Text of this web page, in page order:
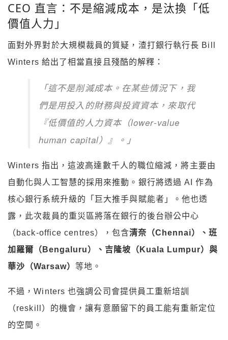
CEO 直言：不是縮減成本，是汰換「低
價值人力」
面對外界對於大規模裁員的質疑，渣打銀行執行長 Bill
Winters 給出了相當直接且殘酷的解釋：
「這不是削減成本。在某些情況下，我
們是用投入的財務與投資資本，來取代
『低價值的人力資本（lower-value
human capital）』。」
Winters 指出，這波高達數千人的職位縮減，將主要由
自動化與人工智慧的採用來推動。銀行將透過 AI 作為
核心銀行系統升級的「巨大推手與賦能者」。他也透
露，此次裁員的重災區將落在銀行的後台辦公中心
（back-office centres），包含清奈（Chennai）、班
加羅爾（Bengaluru）、吉隆坡（Kuala Lumpur）與
華沙（Warsaw） 等地。
不過，Winters 也強調公司會提供員工重新培訓
（reskill）的機會，讓有意願留下的員工能有重新定位
的空間。